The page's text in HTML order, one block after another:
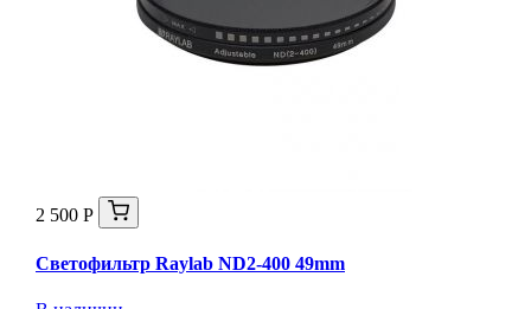
2 500 Р
Светофильтр Raylab ND2-400 49mm